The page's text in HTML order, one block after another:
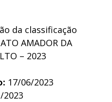
da classificação
AMADOR DA
– 2023
17/06/2023
2023